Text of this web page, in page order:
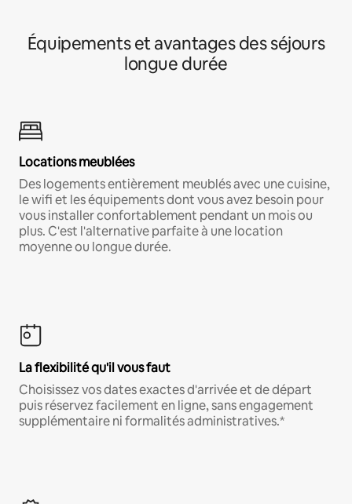
Équipements et avantages des séjours
longue durée
Locations meublées
Des logements entièrement meublés avec une cuisine,
le wifi et les équipements dont vous avez besoin pour
vous installer confortablement pendant un mois ou
plus. C'est l'alternative parfaite à une location
moyenne ou longue durée.
La flexibilité qu'il vous faut
Choisissez vos dates exactes d'arrivée et de départ
puis réservez facilement en ligne, sans engagement
supplémentaire ni formalités administratives.*